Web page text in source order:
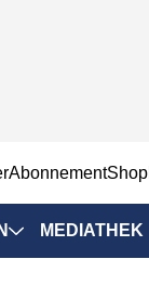
AbonnementShop
MEDIATHEK